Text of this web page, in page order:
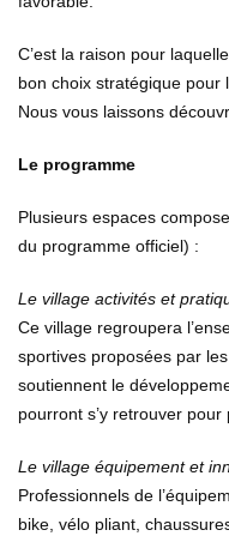
C’est la raison pour
bon choix stratégique pour
Nous vous laissons
Le programme
Plusieurs espaces
du programme officiel) :
Le village activités et
Ce village regroupera
sportives proposées par
soutiennent le
pourront s’y retrouver
Le village équipement et
Professionnels de
bike, vélo pliant,